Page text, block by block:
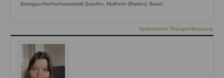
Breisgau-Hochschwarzwald,Staufen, Müllheim (Baden), Basel
Systemische Therapie/Beratung